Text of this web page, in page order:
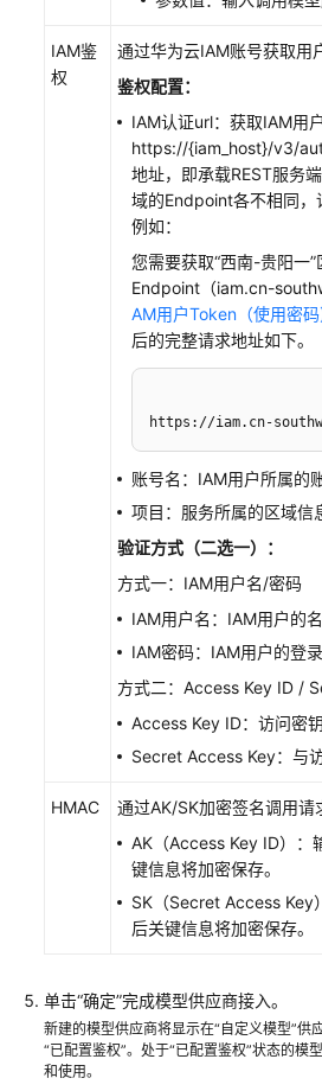
权
OfficeAce
实
践
API
IAM鉴
权
通过华为云IAM账号获取用
鉴权配置：
IAM认证url：获取IAM用
https://{iam_host}/v3/
地址，即承载REST服务
域的Endpoint各不相同，
例如：
您需要获取“西南-贵阳一
Endpoint（iam.cn-
AM用户Token（使用密码
后的完整请求地址如下。
https://iam.cn-
账号名：IAM用户所属的
项目：服务所属的区域
验证方式（二选一）：
方式一：IAM用户名/密码
IAM用户名：IAM用户的名
IAM密码：IAM用户的登录
方式二：Access Key ID /
Access Key ID：访问密钥
Secret Access Key：与
HMAC
通过AK/SK加密签名调用请
AK（Access Key ID）：
键信息将加密保存。
SK（Secret Access Key
后关键信息将加密保存。
单击“确定”完成模型供应商接入。
新建的模型供应商将显示在“自定义模型”供
“已配置鉴权”。处于“已配置鉴权”状态的模
和使用。